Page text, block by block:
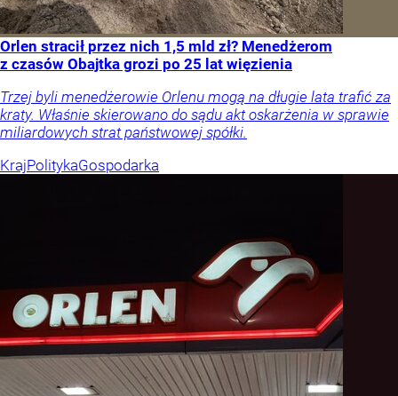
Orlen stracił przez nich 1,5 mld zł? Menedżerom
z czasów Obajtka grozi po 25 lat więzienia
Trzej byli menedżerowie Orlenu mogą na długie lata trafić za
kraty. Właśnie skierowano do sądu akt oskarżenia w sprawie
miliardowych strat państwowej spółki.
KrajPolitykaGospodarka